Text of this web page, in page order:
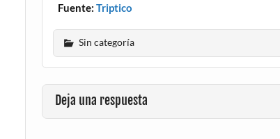
Fuente:Triptico
Sin categoría
Deja una respuesta